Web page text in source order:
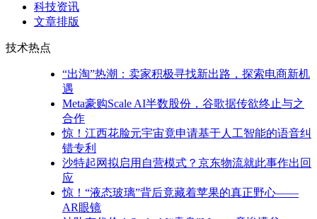
科技资讯
文章排版
技术热点
“出淘”热潮：卖家积极寻找新出路，探索电商新机
遇
Meta豪购Scale AI半数股份，谷歌据传欲终止与之
合作
惊！江西花脸元宇宙竟申请基于人工智能的语音纠
错专利
沙特起网拟启用自营模式？京东物流就此事作出回
应
惊！“液态玻璃”背后竟藏着苹果的真正野心——
AR眼镜